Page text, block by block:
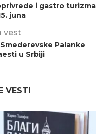
i gastro turizma
juna
vest
Palanke
u Srbiji
VESTI